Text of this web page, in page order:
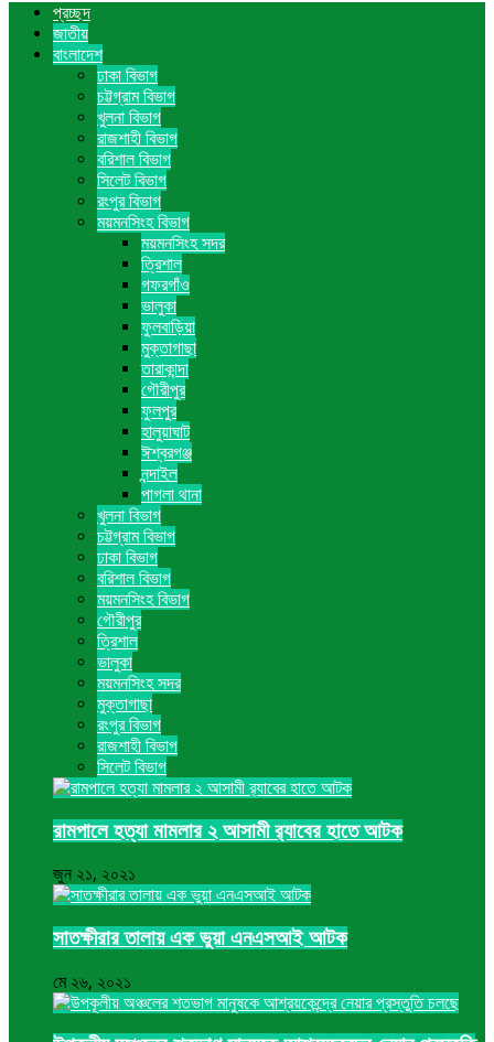
প্রচ্ছদ
জাতীয়
বাংলাদেশ
ঢাকা বিভাগ
চট্টগ্রাম বিভাগ
খুলনা বিভাগ
রাজশাহী বিভাগ
বরিশাল বিভাগ
সিলেট বিভাগ
রংপুর বিভাগ
ময়মনসিংহ বিভাগ
ময়মনসিংহ সদর
ত্রিশাল
গফরগাঁও
ভালুকা
ফুলবাড়িয়া
মুক্তাগাছা
তারাকান্দা
গৌরীপুর
ফুলপুর
হালুয়াঘাট
ঈশ্বরগঞ্জ
নন্দাইল
পাগলা থানা
খুলনা বিভাগ
চট্টগ্রাম বিভাগ
ঢাকা বিভাগ
বরিশাল বিভাগ
ময়মনসিংহ বিভাগ
গৌরীপুর
ত্রিশাল
ভালুকা
ময়মনসিংহ সদর
মুক্তাগাছা
রংপুর বিভাগ
রাজশাহী বিভাগ
সিলেট বিভাগ
রামপালে হত্যা মামলার ২ আসামী র‍্যাবের হাতে আটক
জুন ২১, ২০২১
সাতক্ষীরার তালায় এক ভুয়া এনএসআই আটক
মে ২৬, ২০২১